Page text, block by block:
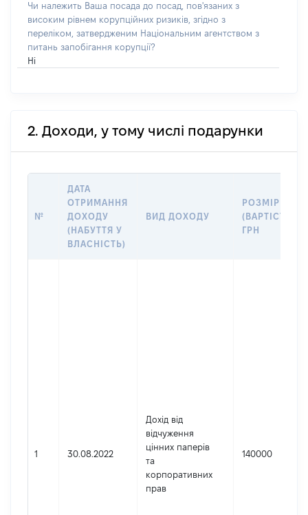
Чи належить Ваша посада до посад, пов'язаних з
високим рівнем корупційних ризиків, згідно з
переліком, затвердженим Національним агентством з
питань запобігання корупції?
Ні
2. Доходи, у тому числі подарунки
№
ДАТА
ОТРИМАННЯ
ДОХОДУ
(НАБУТТЯ У
ВЛАСНІСТЬ)
ВИД ДОХОДУ
РОЗМІР
(ВАРТІСТЬ),
ГРН
1 30.08.2022
Дохід від
відчуження
цінних паперів
та
корпоративних
прав
140000